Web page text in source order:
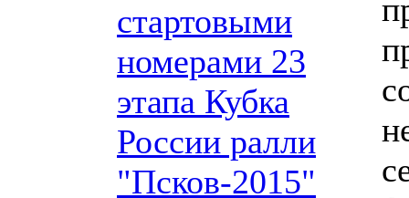
стартовыми
номерами 23
этапа Кубка
России ралли
"Псков-2015"